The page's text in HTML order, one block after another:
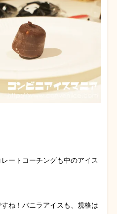
ートコーチングも中のアイス
ね！バニラアイスも、規格は